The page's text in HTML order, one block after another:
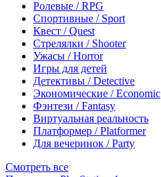
Ролевые / RPG
Спортивные / Sport
Квест / Quest
Стрелялки / Shooter
Ужасы / Horror
Игры для детей
Детективы / Detective
Экономические / Economic
Фэнтези / Fantasy
Виртуальная реальность
Платформер / Platformer
Для вечеринок / Party
Смотреть все